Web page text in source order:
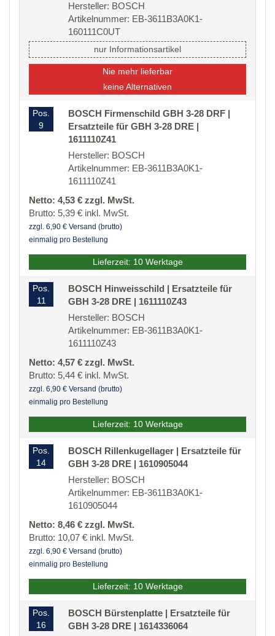
Hersteller: BOSCH
Artikelnummer: EB-3611B3A0K1-
160111C0UT
nur Informationsartikel
Nie mehr lieferbar
keine Alternativen
Pos.
9
BOSCH Firmenschild GBH 3-28 DRF |
Ersatzteile für GBH 3-28 DRE |
1611110Z41
Hersteller: BOSCH
Artikelnummer: EB-3611B3A0K1-
1611110Z41
Netto: 4,53 € zzgl. MwSt.
Brutto: 5,39 € inkl. MwSt.
zzgl. 6,90 € Versand (brutto)
einmalig pro Bestellung
Lieferzeit: 10 Werktage
Pos.
11
BOSCH Hinweisschild | Ersatzteile für
GBH 3-28 DRE | 1611110Z43
Hersteller: BOSCH
Artikelnummer: EB-3611B3A0K1-
1611110Z43
Netto: 4,57 € zzgl. MwSt.
Brutto: 5,44 € inkl. MwSt.
zzgl. 6,90 € Versand (brutto)
einmalig pro Bestellung
Lieferzeit: 10 Werktage
Pos.
14
BOSCH Rillenkugellager | Ersatzteile für
GBH 3-28 DRE | 1610905044
Hersteller: BOSCH
Artikelnummer: EB-3611B3A0K1-
1610905044
Netto: 8,46 € zzgl. MwSt.
Brutto: 10,07 € inkl. MwSt.
zzgl. 6,90 € Versand (brutto)
einmalig pro Bestellung
Lieferzeit: 10 Werktage
Pos.
16
BOSCH Bürstenplatte | Ersatzteile für
GBH 3-28 DRE | 1614336064